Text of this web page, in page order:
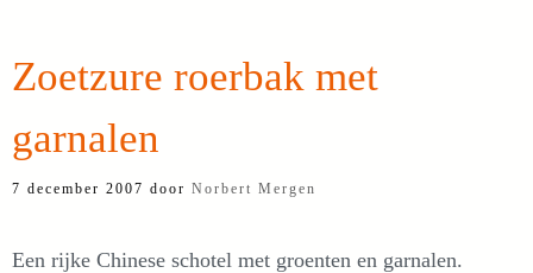
Zoetzure roerbak met
garnalen
7 december 2007 door Norbert Mergen
Een rijke Chinese schotel met groenten en garnalen.